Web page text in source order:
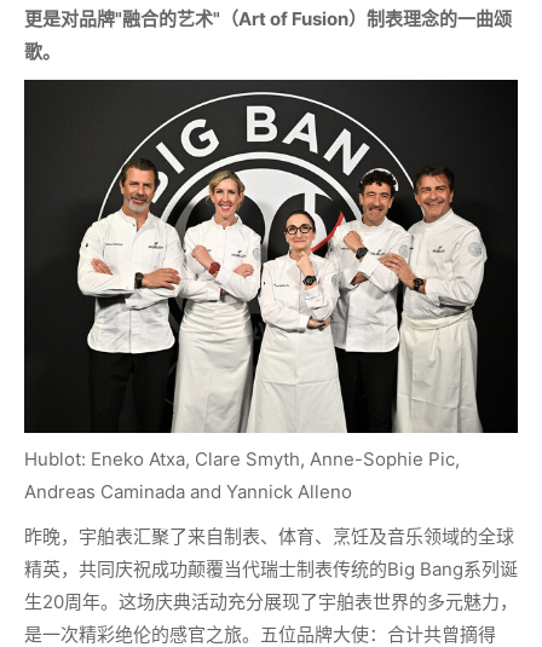
更是对品牌"融合的艺术" （Art of Fusion）制表理念的一曲颂
歌。
Hublot: Eneko Atxa, Clare Smyth, Anne-Sophie Pic,
Andreas Caminada and Yannick Alleno
昨晚，宇舶表汇聚了来自制表、体育、烹饪及音乐领域的全球
精英，共同庆祝成功颠覆当代瑞士制表传统的Big Bang系列诞
生20周年。这场庆典活动充分展现了宇舶表世界的多元魅力，
是一次精彩绝伦的感官之旅。五位品牌大使：合计共曾摘得